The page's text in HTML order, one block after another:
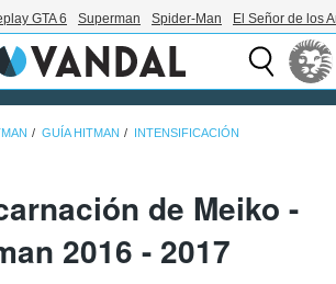
GTA 6 Superman Spider-Man El Señor de los
GUÍA HITMAN INTENSIFICACIÓN
de Meiko -
2016 - 2017